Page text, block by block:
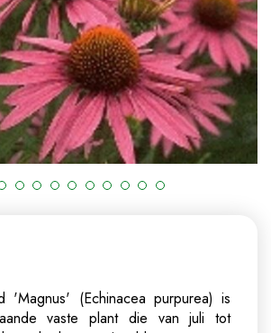
'Magnus' (Echinacea purpurea) is
vaste plant die van juli tot